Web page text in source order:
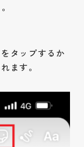
タップするか
ます。